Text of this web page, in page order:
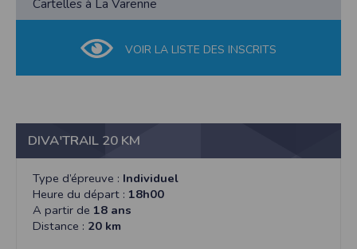
Les parcours de 10, 15 & 22 km partiront devant la
dans la Salle de Sport. Le départ sera donné à 18h00
pour les 3 courses. Les parcours seront entièrement
balisés et emprunteront en majorité des chemins
Article 3 : Trail off
« DIVA’TRAIL » est une manifestation ne dépendant
d’aucune fédération et ne donnera donc lieu à aucun
classement lié à la vitesse ou au temps. Chacun des
participants pourra parcourir la distance à la vitesse
qui lui convient.
Cartelles à La Varenne
VOIR LA LISTE DES INSCRITS
DIVA'TRAIL 20 KM
Type d’épreuve : Individuel
Heure du départ : 18h00
A partir de 18 ans
Distance : 20 km